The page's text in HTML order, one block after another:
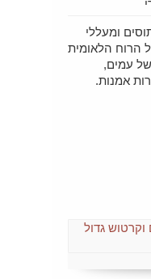
ומעללי
הרוח הלאומית
עמים,
אמנות.